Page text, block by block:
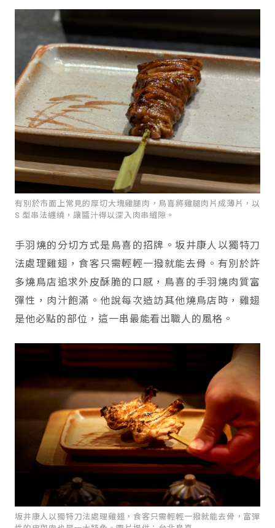
有別於市面上常見的厚切大塊雞腿肉，鳥喜將雞腿肉片成薄片，以
S 型串法纏繞，讓醬汁得以深入肉串縫隙。
手羽燒的分切方式是鳥喜的招牌。坂井康人以獨特刀
法處理雞翅，食客只需輕輕一撥就能去骨。有別於許
多燒鳥店追求外皮酥脆的口感，鳥喜的手羽燒肉質富
彈性，肉汁飽滿。他說每次造訪其他燒鳥店時，雞翅
是他必點的部位，這一串最能看出職人的風格。
坂井康人以獨特刀法處理雞翅，食客只需輕輕一撥就能去骨，富彈